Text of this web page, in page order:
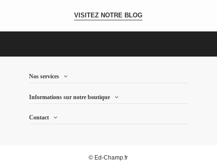
VISITEZ NOTRE BLOG
Nos services
Informations sur notre boutique
Contact
© Ed-Champ.fr